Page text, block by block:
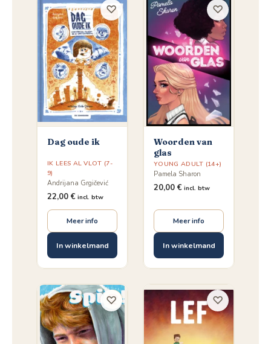
Dag oude ik
IK LEES AL VLOT (7-
9)
Andrijana Grgičević
22,00 € incl. btw
Meer info
In winkelmand
♡
Woorden van
glas
YOUNG ADULT (14+)
Pamela Sharon
20,00 € incl. btw
Meer info
In winkelmand
♡
♡ ♡